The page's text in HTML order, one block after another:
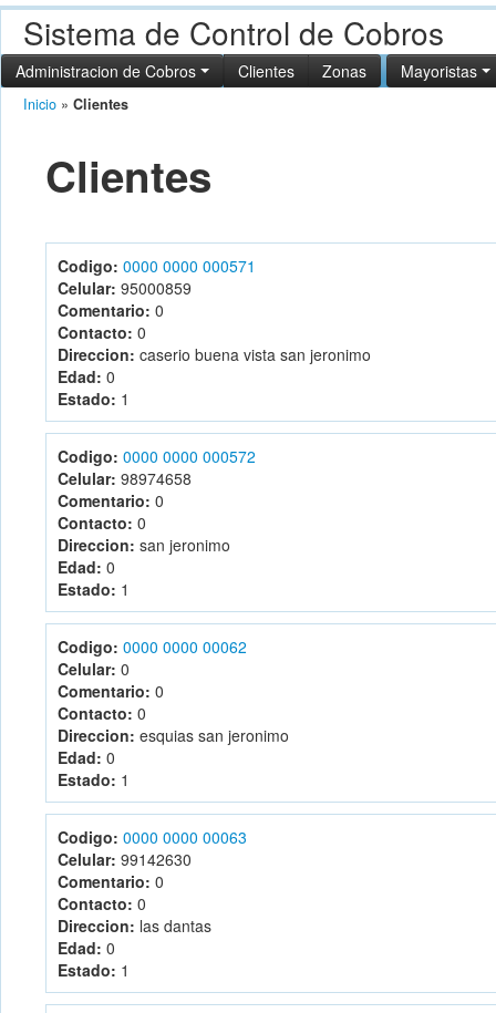
Sistema de Control de Cobros
Administracion de Cobros Clientes Zonas Mayoristas
Inicio » Clientes
Clientes
Codigo: 0000 0000 000571
Celular: 95000859
Comentario: 0
Contacto: 0
Direccion: caserio buena vista san jeronimo
Edad: 0
Estado: 1
Codigo: 0000 0000 000572
Celular: 98974658
Comentario: 0
Contacto: 0
Direccion: san jeronimo
Edad: 0
Estado: 1
Codigo: 0000 0000 00062
Celular: 0
Comentario: 0
Contacto: 0
Direccion: esquias san jeronimo
Edad: 0
Estado: 1
Codigo: 0000 0000 00063
Celular: 99142630
Comentario: 0
Contacto: 0
Direccion: las dantas
Edad: 0
Estado: 1